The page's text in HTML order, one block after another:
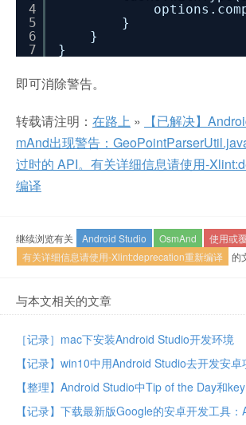
4
5
6
7
}
}
}
即可消除警告。
转载请注明： 在路上 »
【已解决】
mAnd出现警告：
过时的 API。有关详细信息请使用-
编译
继续浏览有关 Android Studio OsmAnd
使用或
有关详细信息请使用-Xlint:deprecation重新编译
的
与本文相关的文章
［记录］mac下安装Android Studio开发环境
【记录】win10中用Android Studio去开发安卓
【记录】下载最新版Google的安卓开发工具